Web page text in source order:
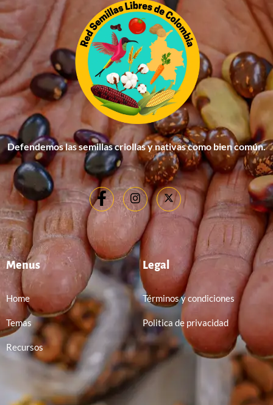
Defendemos las semillas criollas y nativas como bien común.
Menus
Home
Temas
Recursos
Legal
Términos y condiciones
Politica de privacidad